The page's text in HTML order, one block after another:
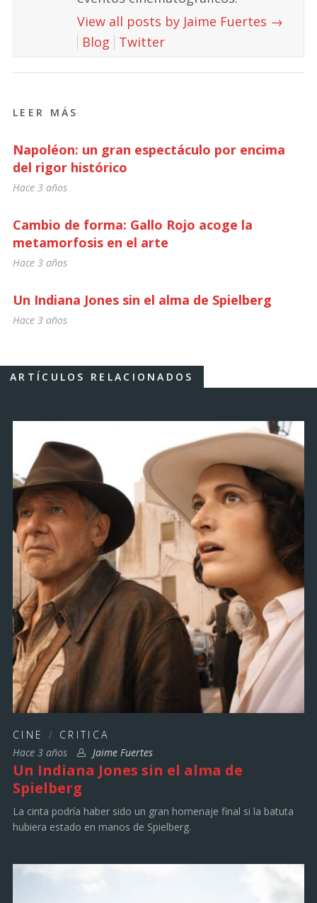
View all posts by Jaime Fuertes →
Blog
Twitter
LEER MÁS
Napoléon: un gran espectáculo por encima
del rigor histórico
Hace 3 años
Cambio de forma: Gallo Rojo acoge la
metamorfosis en el arte
Hace 3 años
Un Indiana Jones sin el alma de Spielberg
Hace 3 años
ARTÍCULOS RELACIONADOS
CINE / CRITICA
Hace 3 años
Jaime Fuertes
Un Indiana Jones sin el alma de
Spielberg
La cinta podría haber sido un gran homenaje final si la batuta
hubiera estado en manos de Spielberg.